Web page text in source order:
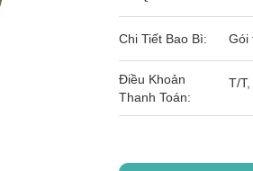
Chi Tiết Bao Bì: Gói
Điều Khoản
Thanh Toán:
T/T,